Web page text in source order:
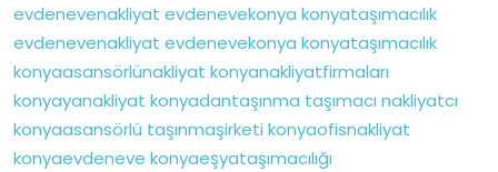
evdenevenakliyat evdenevekonya konyataşımacılık
evdenevenakliyat evdenevekonya konyataşımacılık
konyaasansörlünakliyat konyanakliyatfirmaları
konyayanakliyat konyadantaşınma taşımacı nakliyatcı
konyaasansörlü taşınmaşirketi konyaofisnakliyat
konyaevdeneve konyaeşyataşımacılığı